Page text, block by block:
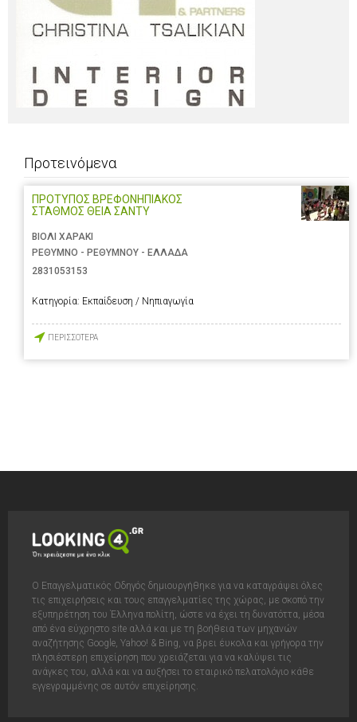
Προτεινόμενα
ΠΡΟΤΥΠΟΣ ΒΡΕΦΟΝΗΠΙΑΚΟΣ
ΣΤΑΘΜΟΣ ΘΕΙΑ ΣΑΝΤΥ
ΒΙΟΛΙ ΧΑΡΑΚΙ
ΡΕΘΥΜΝΟ - ΡΕΘΥΜΝΟΥ - ΕΛΛΑΔΑ
2831053153
Κατηγορία: Εκπαίδευση / Νηπιαγωγία
ΠΕΡΙΣΣΟΤΕΡΑ
Ο Επαγγελματικός Οδηγός δημιουργήθηκε για να καταγράψει όλες
τις επιχειρήσεις και τους επαγγελματίες της χώρας, με σκοπό την
εξυπηρέτηση του Έλληνα πολίτη, ώστε να έχει τη δυνατόττα, μέσα
από ένα εύχρηστο site αλλά και με τη βοήθεια των μηχανών
αναζήτησης Google, Yahoo! & Bing, να βρει έυκολα και γρήγορα την
πλησιέστερη επιχείρηση που χρειάζεται για να καλύψει τις
ανάγκες του, αλλά και να αυξήσει το εταιρικό πελατολόγιο κάθε
εγγεγραμμένης σε αυτόν επιχείρησης.